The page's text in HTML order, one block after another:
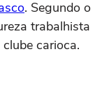
. Segundo o
trabalhista
carioca.